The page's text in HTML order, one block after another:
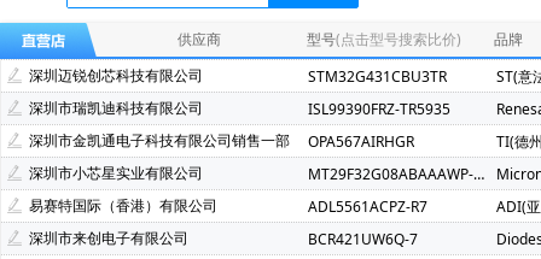
XLSEMI(芯龙)(185)
Renesas(瑞萨)(162)
Mindmotion(灵动微)(71)
JST(日压)(70)
Cyntec(乾坤
Infineon(英飞凌)(49)
Hisilicon(海思)(40)
Cachip(锦锐
SGMICRO(圣邦微)(32)
Cypress(赛普拉斯)(31)
Brightking(台湾君耀)(22)
MotorComm(裕太微)(21)
SILICON LABS(芯科)(20)
RUNIC(润石)(19)
Chiplntelli(
LOWPOWER(微源半导体)(14)
HED(华大电子)(13)
X-
XILINX(赛灵思)(10)
Nuvoton(新唐)(9)
WALTER(华德)(9)
供应商 型号(点击型号搜索比价)
品牌
深圳迈锐创芯科技有限公司
STM32G431CBU3TR
ST(意
深圳市瑞凯迪科技有限公司
ISL99390FRZ-TR5935
深圳市金凯通电子科技有限公司销售一部
OPA567AIRHGR
TI(德
深圳市小芯星实业有限公司
MT29F32G08ABAAAWP-ITZ:A
易赛特国际（香港）有限公司
ADL5561ACPZ-R7
ADI(
深圳市来创电子有限公司
BCR421UW6Q-7